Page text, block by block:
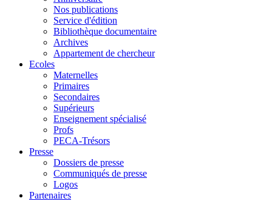
Nos publications
Service d'édition
Bibliothèque documentaire
Archives
Appartement de chercheur
Ecoles
Maternelles
Primaires
Secondaires
Supérieurs
Enseignement spécialisé
Profs
PECA-Trésors
Presse
Dossiers de presse
Communiqués de presse
Logos
Partenaires